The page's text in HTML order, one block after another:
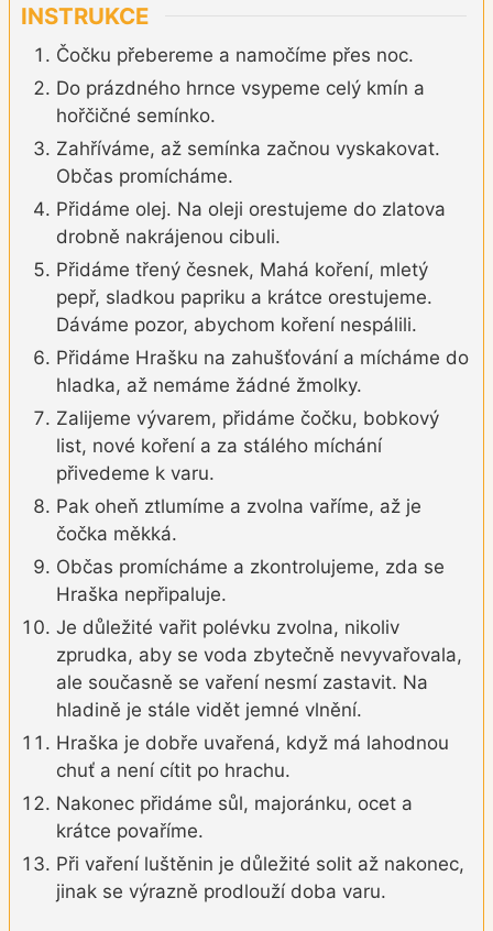
INSTRUKCE
Čočku přebereme a namočíme přes noc.
Do prázdného hrnce vsypeme celý kmín a
hořčičné semínko.
Zahříváme, až semínka začnou vyskakovat.
Občas promícháme.
Přidáme olej. Na oleji orestujeme do zlatova
drobně nakrájenou cibuli.
Přidáme třený česnek, Mahá koření, mletý
pepř, sladkou papriku a krátce orestujeme.
Dáváme pozor, abychom koření nespálili.
Přidáme Hrašku na zahušťování a mícháme do
hladka, až nemáme žádné žmolky.
Zalijeme vývarem, přidáme čočku, bobkový
list, nové koření a za stálého míchání
přivedeme k varu.
Pak oheň ztlumíme a zvolna vaříme, až je
čočka měkká.
Občas promícháme a zkontrolujeme, zda se
Hraška nepřipaluje.
Je důležité vařit polévku zvolna, nikoliv
zprudka, aby se voda zbytečně nevyvařovala,
ale současně se vaření nesmí zastavit. Na
hladině je stále vidět jemné vlnění.
Hraška je dobře uvařená, když má lahodnou
chuť a není cítit po hrachu.
Nakonec přidáme sůl, majoránku, ocet a
krátce povaříme.
Při vaření luštěnin je důležité solit až nakonec,
jinak se výrazně prodlouží doba varu.